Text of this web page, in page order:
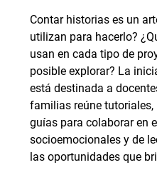
Contar historias es un
utilizan para hacerlo?
usan en cada tipo de
posible explorar? La
está destinada a
familias reúne
guías para colaborar en
socioemocionales y de
las oportunidades que